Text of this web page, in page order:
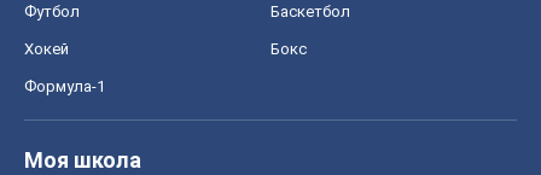
Футбол Баскетбол
Хокей Бокс
Формула-1
Моя школа